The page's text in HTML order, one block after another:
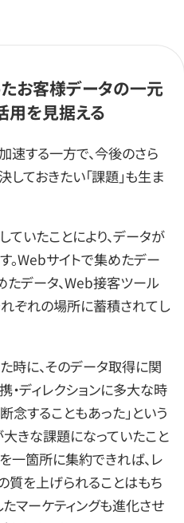
お客様データの一元
用を見据える
する一方で、今後のさら
ておきたい「課題」も生ま
いたことにより、データが
。Webサイトで集めたデー
たデータ、Web接客ツール
ぞれの場所に蓄積されてし
時に、そのデータ取得に関
ディレクションに多大な時
念することもあった」という
きな課題になっていたこと
一箇所に集約できれば、レ
質を上げられることはもち
マーケティングも進化させ